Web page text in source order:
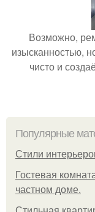
Возможно,
изысканностью,
чисто и
Популярные
Стили
Гостевая
частном доме.